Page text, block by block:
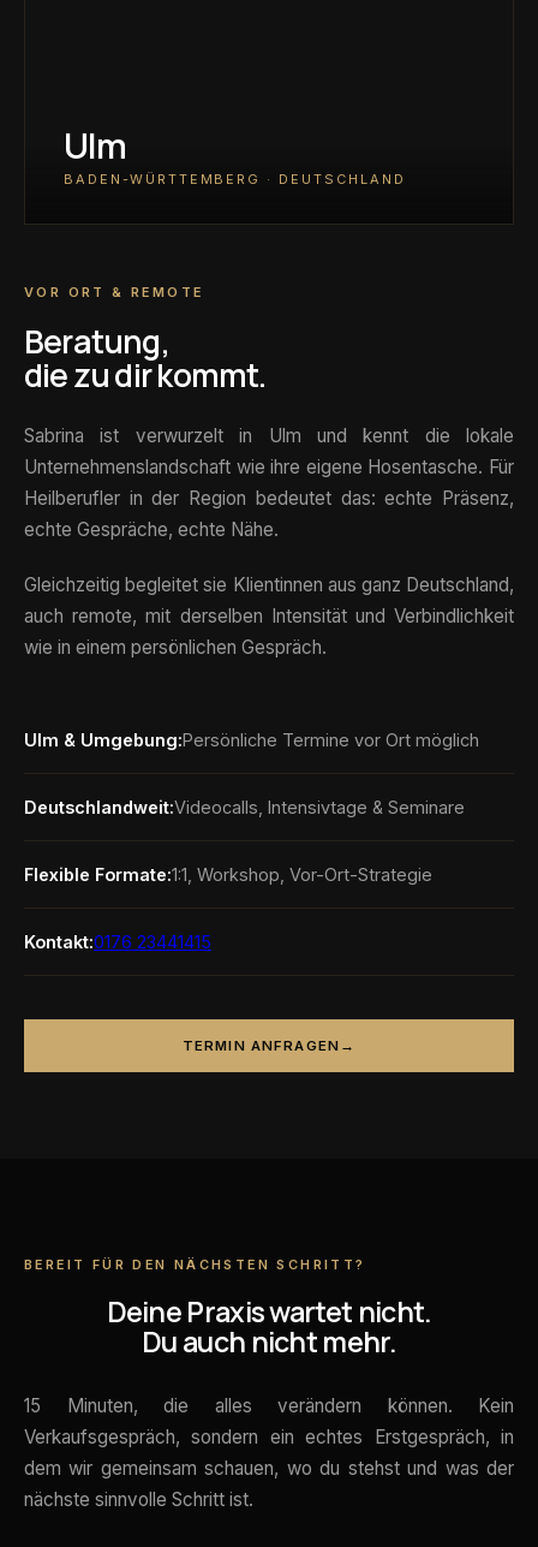
Ulm
BADEN-WÜRTTEMBERG · DEUTSCHLAND
VOR ORT & REMOTE
Beratung,
diezu dir kommt.
Sabrina ist verwurzelt in Ulm und kennt die lokale
Unternehmenslandschaft wie ihre eigene Hosentasche. Für
Heilberufler in der Region bedeutet das: echte Präsenz,
echte Gespräche, echte Nähe.
Gleichzeitig begleitet sie Klientinnen aus ganz Deutschland,
auch remote, mit derselben Intensität und Verbindlichkeit
wie in einem persönlichen Gespräch.
Ulm & Umgebung:Persönliche Termine vor Ort möglich
Deutschlandweit:Videocalls, Intensivtage & Seminare
Flexible Formate:1:1, Workshop, Vor-Ort-Strategie
Kontakt:0176 23441415
TERMIN ANFRAGEN →
BEREIT FÜR DEN NÄCHSTEN SCHRITT?
Deine Praxis wartet nicht.
Du auch nicht mehr.
15 Minuten, die alles verändern können. Kein
Verkaufsgespräch, sondern ein echtes Erstgespräch, in
dem wir gemeinsam schauen, wo du stehst und was der
nächste sinnvolle Schritt ist.